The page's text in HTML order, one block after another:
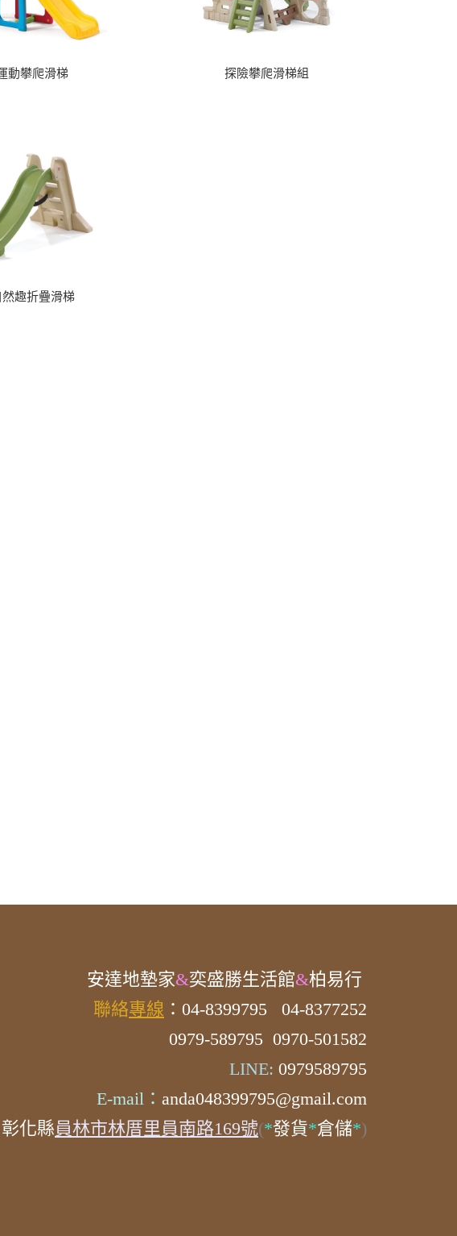
動攀爬滑梯 探險攀爬滑梯組
然趣折疊滑梯
安達地墊家&奕盛勝生活館&柏易行
聯絡專線 ：04-8399795
04-8377252
0979-589795 0970-501582
LINE: 0979589795
E-mail： anda048399795@gmail.com
彰化縣員林市林厝里員南路169號(*發貨*倉儲*)